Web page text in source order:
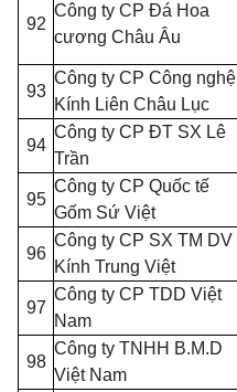
92
Công ty CP Đá Hoa
cương Châu Âu
93
Công ty CP Công nghệ
Kính Liên Châu Lục
94
Công ty CP ĐT SX Lê
Trần
95
Công ty CP Quốc tế
Gốm Sứ Việt
96
Công ty CP SX TM DV
Kính Trung Việt
97
Công ty CP TDD Việt
Nam
98
Công ty TNHH B.M.D
Việt Nam